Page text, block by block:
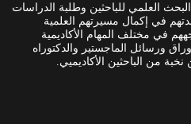
العلمي للباحثين وطلبة الدراسات
في إكمال مسيرتهم العلمية
في مختلف المهام الأكاديمية
ورسائل الماجستير والدكتوراه
من الباحثين الأكاديميي.